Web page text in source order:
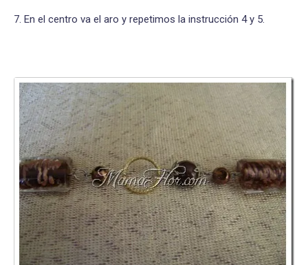
7. En el centro va el aro y repetimos la instrucción 4 y 5.